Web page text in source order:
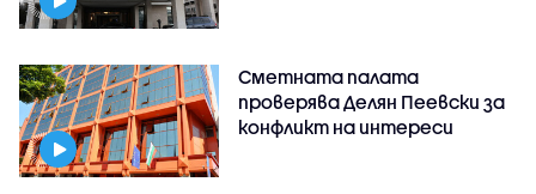
Сметната палата
проверява Делян Пеевски за
конфликт на интереси